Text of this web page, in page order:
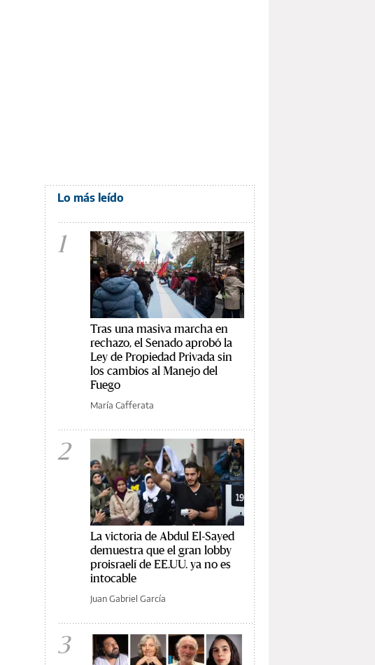
Lo más leído
1
Tras una masiva marcha en
rechazo, el Senado aprobó la
Ley de Propiedad Privada sin
los cambios al Manejo del
Fuego
María Cafferata
2
La victoria de Abdul El-Sayed
demuestra que el gran lobby
proisraelí de EE.UU. ya no es
intocable
Juan Gabriel García
3